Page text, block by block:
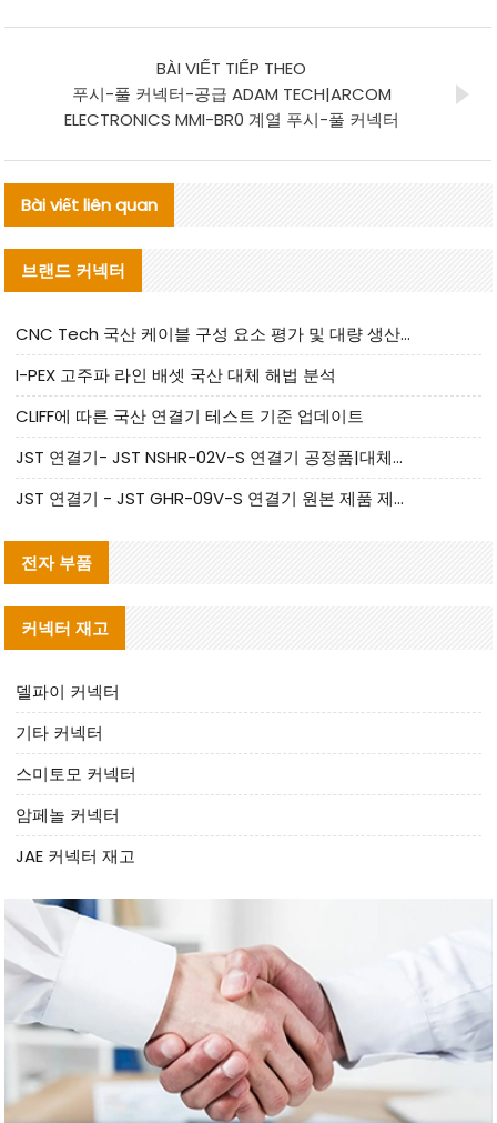
BÀI VIẾT TIẾP THEO
푸시-풀 커넥터-공급 ADAM TECH|ARCOM
ELECTRONICS MMI-BR0 계열 푸시-풀 커넥터
Bài viết liên quan
브랜드 커넥터
CNC Tech 국산 케이블 구성 요소 평가 및 대량 생산 적합성 가이드
I-PEX 고주파 라인 배셋 국산 대체 해법 분석
CLIFF에 따른 국산 연결기 테스트 기준 업데이트
JST 연결기- JST NSHR-02V-S 연결기 공정품|대체품 제공
JST 연결기 - JST GHR-09V-S 연결기 원본 제품 제공 | 대체품 제공
전자 부품
커넥터 재고
델파이 커넥터
기타 커넥터
스미토모 커넥터
암페놀 커넥터
JAE 커넥터 재고